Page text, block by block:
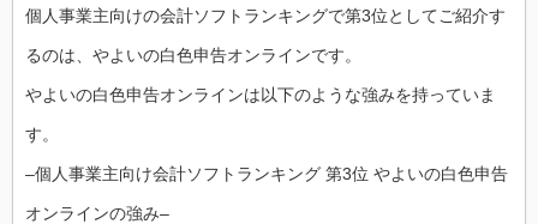
個人事業主向けの会計ソフトランキングで第3位としてご紹介す
るのは、やよいの白色申告オンラインです。
やよいの白色申告オンラインは以下のような強みを持っていま
す。
–個人事業主向け会計ソフトランキング 第3位 やよいの白色申告
オンラインの強み–